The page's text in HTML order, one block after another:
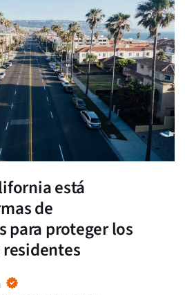
está
de
para proteger los